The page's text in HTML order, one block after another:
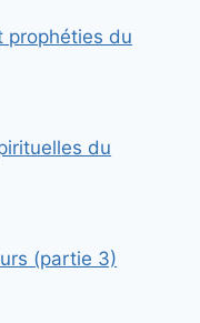
prophéties du
du
(partie 3)